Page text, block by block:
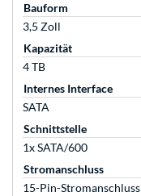
Bauform
3,5 Zoll
Kapazität
4 TB
Internes Interface
SATA
Schnittstelle
1x SATA/600
Stromanschluss
15-Pin-Stromanschluss